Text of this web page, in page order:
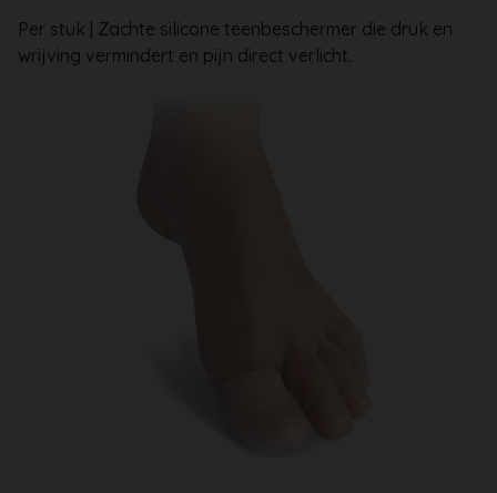
Per stuk | Zachte silicone teenbeschermer die druk en
wrijving vermindert en pijn direct verlicht.